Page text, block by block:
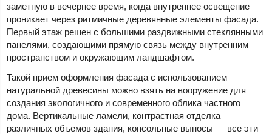
заметную в вечернее время, когда внутреннее освещение
проникает через ритмичные деревянные элементы фасада.
Первый этаж решен с большими раздвижными стеклянными
панелями, создающими прямую связь между внутренним
пространством и окружающим ландшафтом.
Такой прием оформления фасада с использованием
натуральной древесины можно взять на вооружение для
создания экологичного и современного облика частного
дома. Вертикальные ламели, контрастная отделка
различных объемов здания, консольные выносы — все эти